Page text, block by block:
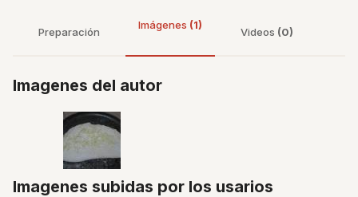
Preparación
Imágenes (1)
Videos (0)
Imagenes del autor
Imagenes subidas por los usarios